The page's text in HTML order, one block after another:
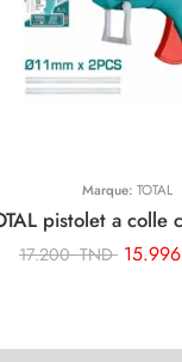
Marque: TOTAL
17.200TND